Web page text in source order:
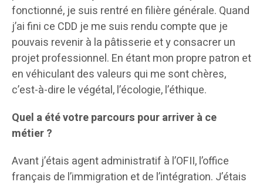
fonctionné, je suis rentré en filière générale. Quand
j’ai fini ce CDD je me suis rendu compte que je
pouvais revenir à la pâtisserie et y consacrer un
projet professionnel. En étant mon propre patron et
en véhiculant des valeurs qui me sont chères,
c’est-à-dire le végétal, l’écologie, l’éthique.
Quel a été votre parcours pour arriver à ce
métier ?
Avant j’étais agent administratif à l’OFII, l’office
français de l’immigration et de l’intégration. J’étais